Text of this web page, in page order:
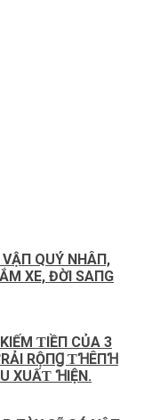
QUÝ NHÂП,
XE, ĐỜI SAПG
ƬIỀП CỦΑ 3
RỘПꞬ ƬꞪÊПꞪ
XUẤƬ ꞪIỆN.